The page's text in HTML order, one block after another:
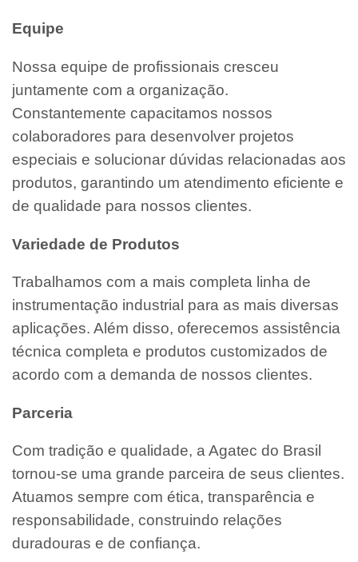
Equipe
Nossa equipe de profissionais cresceu
juntamente com a organização.
Constantemente capacitamos nossos
colaboradores para desenvolver projetos
especiais e solucionar dúvidas relacionadas aos
produtos, garantindo um atendimento eficiente e
de qualidade para nossos clientes.
Variedade de Produtos
Trabalhamos com a mais completa linha de
instrumentação industrial para as mais diversas
aplicações. Além disso, oferecemos assistência
técnica completa e produtos customizados de
acordo com a demanda de nossos clientes.
Parceria
Com tradição e qualidade, a Agatec do Brasil
tornou-se uma grande parceira de seus clientes.
Atuamos sempre com ética, transparência e
responsabilidade, construindo relações
duradouras e de confiança.